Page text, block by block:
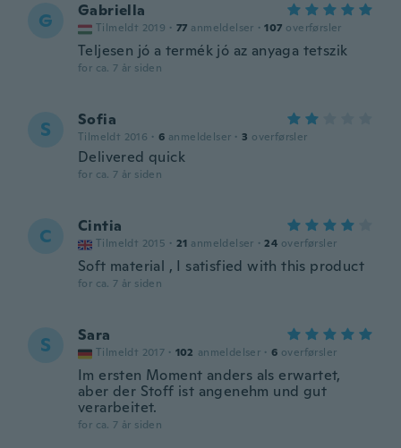
G Gabriella
Tilmeldt 2019 · 77 anmeldelser · 107 overførsler
Teljesen jó a termék jó az anyaga tetszik
for ca. 7 år siden
S Sofia
Tilmeldt 2016 · 6 anmeldelser · 3 overførsler
Delivered quick
for ca. 7 år siden
C Cintia
Tilmeldt 2015 · 21 anmeldelser · 24 overførsler
Soft material , I satisfied with this product
for ca. 7 år siden
S Sara
Tilmeldt 2017 · 102 anmeldelser · 6 overførsler
Im ersten Moment anders als erwartet,
aber der Stoff ist angenehm und gut
verarbeitet.
for ca. 7 år siden